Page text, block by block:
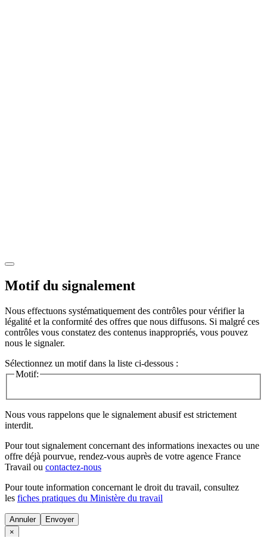
Motif du signalement
Nous effectuons systématiquement des contrôles pour vérifier la
légalité et la conformité des offres que nous diffusons. Si malgré ces
contrôles vous constatez des contenus inappropriés, vous pouvez
nous le signaler.
Sélectionnez un motif dans la liste ci-dessous :
Motif:
Nous vous rappelons que le signalement abusif est strictement
interdit.
Pour tout signalement concernant des informations inexactes ou une
offre déjà pourvue, rendez-vous auprès de votre agence France
Travail ou contactez-nous
Pour toute information concernant le droit du travail, consultez
les fiches pratiques du Ministère du travail
Annuler
×